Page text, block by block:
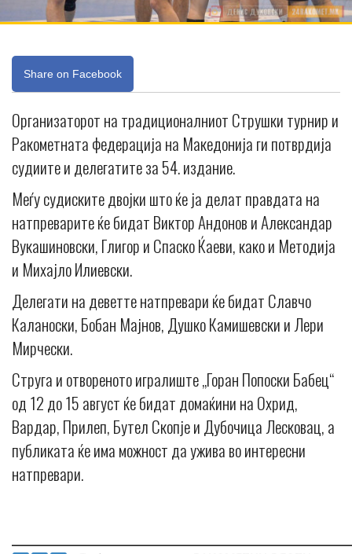
Share on Facebook
Организаторот на традиционалниот Струшки турнир и
Ракометната федерација на Македонија ги потврдија
судиите и делегатите за 54. издание.
Меѓу судиските двојки што ќе ја делат правдата на
натпреварите ќе бидат Виктор Андонов и Александар
Вукашиновски, Глигор и Спаско Ќаеви, како и Методија
и Михајло Илиевски.
Делегати на деветте натпревари ќе бидат Славчо
Каланоски, Бобан Мајнов, Душко Камишевски и Лери
Мирчески.
Струга и отвореното игралиште „Горан Попоски Бабец“
од 12 до 15 август ќе бидат домаќини на Охрид,
Вардар, Прилеп, Бутел Скопје и Дубочица Лесковац, а
публиката ќе има можност да ужива во интересни
натпревари.